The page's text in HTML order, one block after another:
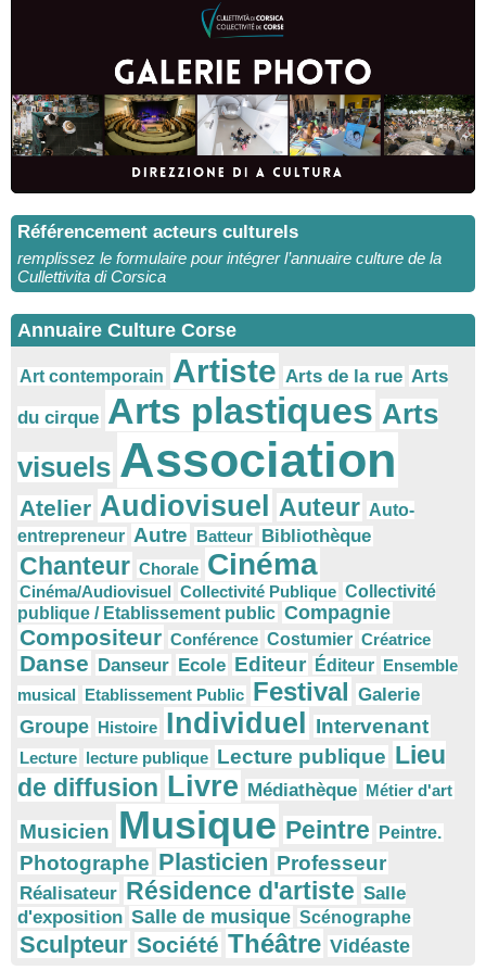
Référencement acteurs culturels
remplissez le formulaire pour intégrer l’annuaire culture de la
Cullettivita di Corsica
Annuaire Culture Corse
Art contemporain Artiste Arts de la rue Arts
du cirque Arts plastiques Arts
visuels Association
Atelier Audiovisuel Auteur Auto-
entrepreneur Autre Batteur Bibliothèque
Chanteur Chorale Cinéma
Cinéma/Audiovisuel Collectivité Publique Collectivité
publique / Etablissement public Compagnie
Compositeur Conférence Costumier Créatrice
Danse Danseur Ecole Editeur Éditeur Ensemble
musical Etablissement Public Festival Galerie
Groupe Histoire Individuel Intervenant
Lecture lecture publique Lecture publique Lieu
de diffusion Livre Médiathèque Métier d'art
Musicien Musique Peintre Peintre.
Photographe Plasticien Professeur
Réalisateur Résidence d'artiste Salle
d'exposition Salle de musique Scénographe
Sculpteur Société Théâtre Vidéaste